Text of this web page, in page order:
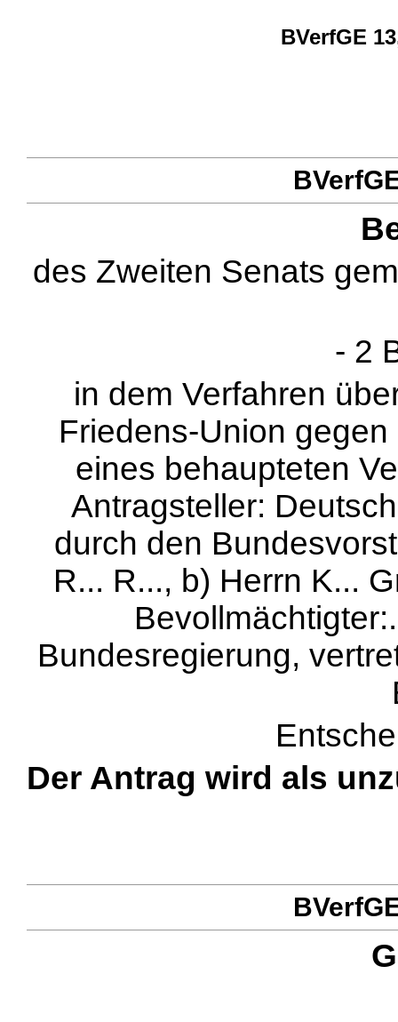
BVerfGE
des Zweiten Senats
- 2
in dem Verfahren
Friedens-Union
eines behaupteten
Antragsteller:
durch den
R... R..., b) Herrn K...
Bundesregierung,
Der Antrag wird als